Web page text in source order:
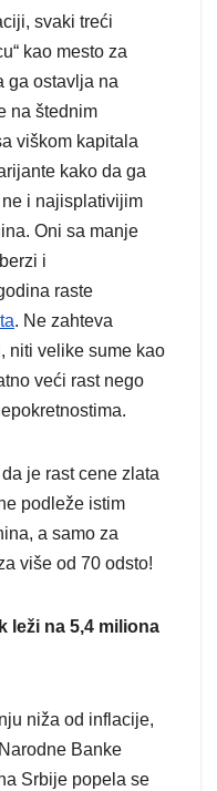
svaki treći
kao mesto za
ga ostavlja na
na štednim
viškom kapitala
kako da ga
i najisplativijim
Oni sa manje
i
raste
. Ne zahteva
niti velike sume kao
veći rast nego
je rast cene zlata
podleže istim
a samo za
više od 70 odsto!
leži na 5,4 miliona
niža od inflacije,
Banke
Srbije popela se